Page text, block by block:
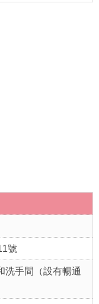
號
洗手間（設有暢通